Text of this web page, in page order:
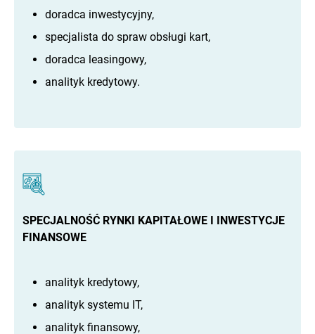
doradca inwestycyjny,
specjalista do spraw obsługi kart,
doradca leasingowy,
analityk kredytowy.
SPECJALNOŚĆ RYNKI KAPITAŁOWE I INWESTYCJE
FINANSOWE
analityk kredytowy,
analityk systemu IT,
analityk finansowy,